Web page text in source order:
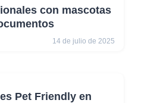
con mascotas
14 de julio de 2025
Pet Friendly en